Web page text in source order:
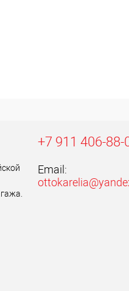
+7 911 406-88-
Email: